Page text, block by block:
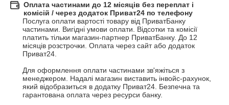
Оплата частинами до 12 місяців без переплат і
комісій / через додаток Приват24 по телефону
Послуга оплати вартості товару від ПриватБанку
частинами. Вигідні умови оплати. Відсотки та комісії
платить тільки магазин-партнер ПриватБанку. До 12
місяців розстрочки. Оплата через сайт або додаток
Приват24.
Для оформлення оплати частинами зв'яжіться з
менеджером. Надалі магазин виставить інвойс-рахунок,
який відобразиться в додатку Приват24. Безпечна та
гарантована оплата через ресурси банку.